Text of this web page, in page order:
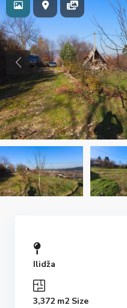
Ilidža
3,372 m2 Size